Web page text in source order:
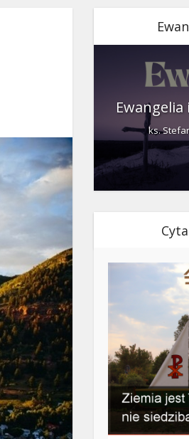
Ewangelia
ks.